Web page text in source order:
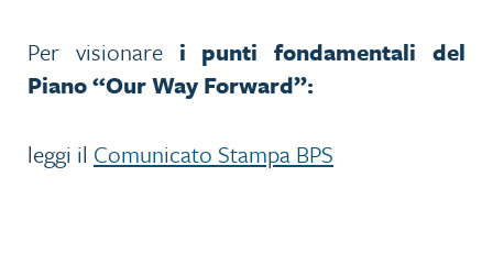
Per visionare i punti fondamentali del
Piano“Our Way Forward”:
leggi il Comunicato Stampa BPS